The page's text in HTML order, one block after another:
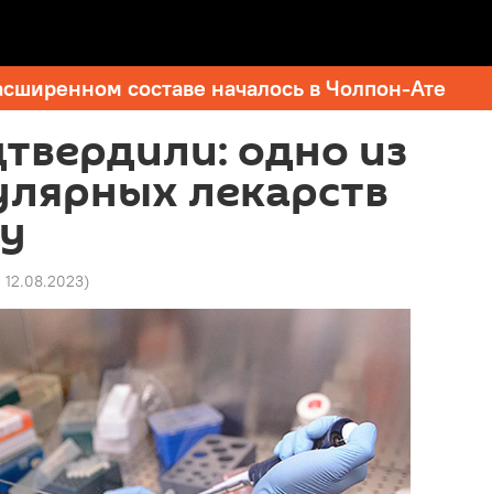
составе началось в Чолпон-Ате
одно из
лекарств
12.08.2023)